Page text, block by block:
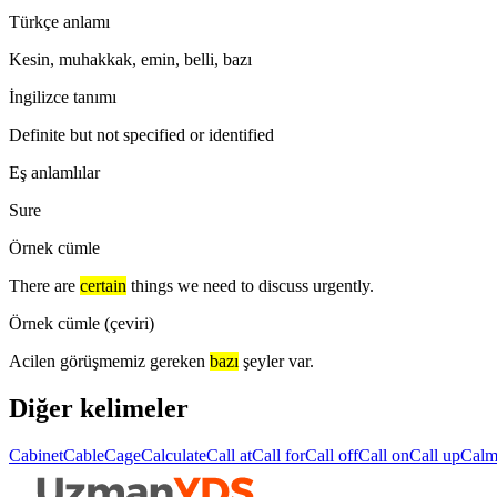
Türkçe anlamı
Kesin, muhakkak, emin, belli, bazı
İngilizce tanımı
Definite but not specified or identified
Eş anlamlılar
Sure
Örnek cümle
There are certain things we need to discuss urgently.
Örnek cümle (çeviri)
Acilen görüşmemiz gereken bazı şeyler var.
Diğer kelimeler
CabinetCableCageCalculateCall atCall forCall offCall onCall upCalm